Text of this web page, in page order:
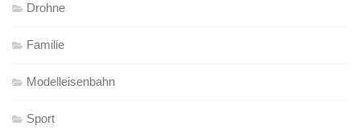
Drohne
Familie
Modelleisenbahn
Sport